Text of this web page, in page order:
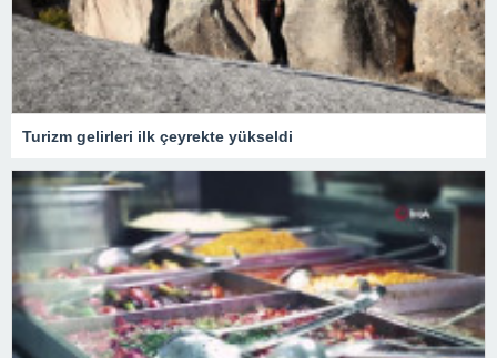
Turizm gelirleri ilk çeyrekte yükseldi